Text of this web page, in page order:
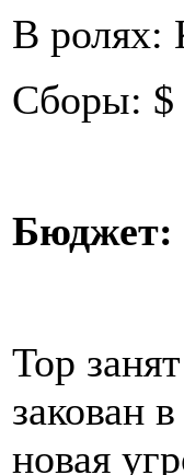
В ролях:
Сборы: $
Бюджет:
Тор
закован
новая